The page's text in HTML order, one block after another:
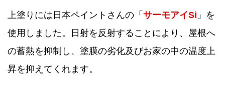
上塗りには日本ペイントさんの「 サーモアイSi 」を
使用しました。日射を反射することにより、屋根へ
の蓄熱を抑制し、塗膜の劣化及びお家の中の温度上
昇を抑えてくれます。